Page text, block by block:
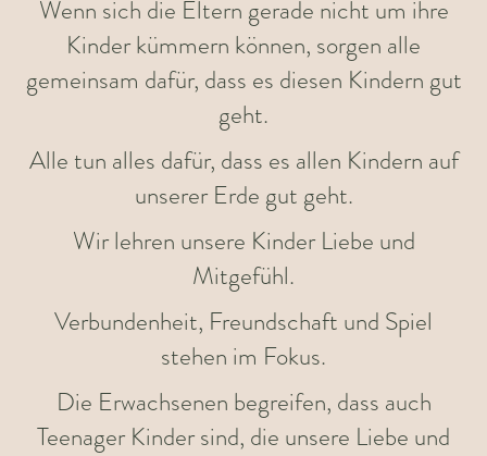
Wenn sich die Eltern gerade nicht um ihre
Kinder kümmern können, sorgen alle
gemeinsam dafür, dass es diesen Kindern gut
geht.
Alle tun alles dafür, dass es allen Kindern auf
unserer Erde gut geht.
Wir lehren unsere Kinder Liebe und
Mitgefühl.
Verbundenheit, Freundschaft und Spiel
stehen im Fokus.
Die Erwachsenen begreifen, dass auch
Teenager Kinder sind, die unsere Liebe und